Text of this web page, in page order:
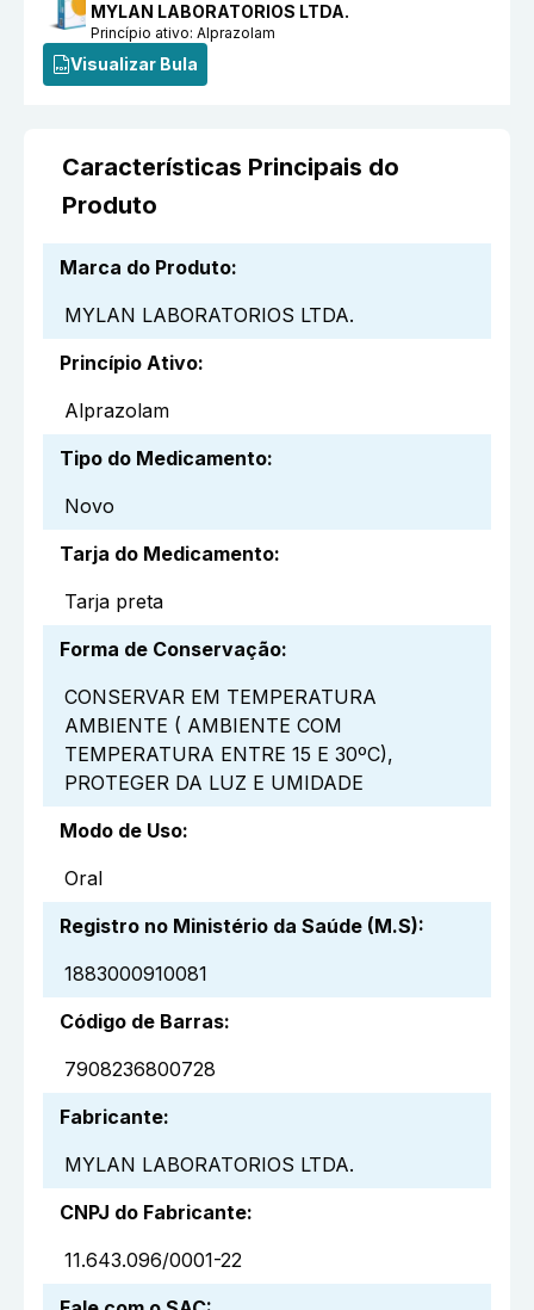
MYLAN LABORATORIOS LTDA.
Princípio ativo:Alprazolam
Visualizar Bula
Características Principais do
Produto
Marca do Produto:
MYLAN LABORATORIOS LTDA.
Princípio Ativo:
Alprazolam
Tipo do Medicamento:
Novo
Tarja do Medicamento:
Tarja preta
Forma de Conservação:
CONSERVAR EM TEMPERATURA
AMBIENTE ( AMBIENTE COM
TEMPERATURA ENTRE 15 E 30ºC),
PROTEGER DA LUZ E UMIDADE
Modo de Uso:
Oral
Registro no Ministério da Saúde (M.S):
1883000910081
Código de Barras:
7908236800728
Fabricante:
MYLAN LABORATORIOS LTDA.
CNPJ do Fabricante:
11.643.096/0001-22